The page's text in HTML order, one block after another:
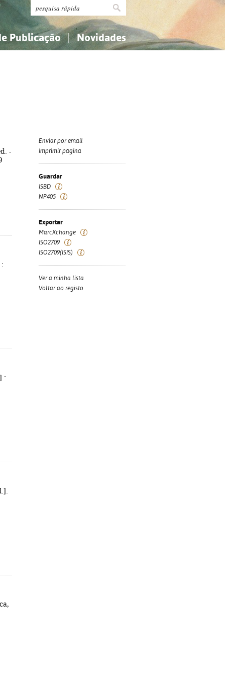
Publicação Novidades
-
:
Enviar por email
Imprimir página
Guardar
ISBD
NP405
Exportar
MarcXchange
ISO2709
ISO2709(ISIS)
Ver a minha lista
Voltar ao registo